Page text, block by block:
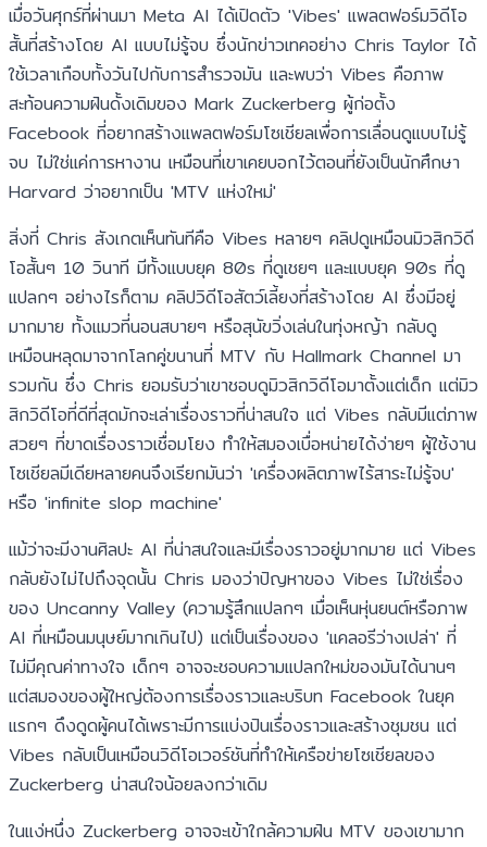
เมื่อวันศุกร์ที่ผ่านมา Meta AI ได้เปิดตัว 'Vibes' แพลตฟอร์มวิดีโอ
สั้นที่สร้างโดย AI แบบไม่รู้จบ ซึ่งนักข่าวเทคอย่าง Chris Taylor ได้
ใช้เวลาเกือบทั้งวันไปกับการสำรวจมัน และพบว่า Vibes คือภาพ
สะท้อนความฝันดั้งเดิมของ Mark Zuckerberg ผู้ก่อตั้ง
Facebook ที่อยากสร้างแพลตฟอร์มโซเชียลเพื่อการเลื่อนดูแบบไม่รู้
จบ ไม่ใช่แค่การหางาน เหมือนที่เขาเคยบอกไว้ตอนที่ยังเป็นนักศึกษา
Harvard ว่าอยากเป็น 'MTV แห่งใหม่'
สิ่งที่ Chris สังเกตเห็นทันทีคือ Vibes หลายๆ คลิปดูเหมือนมิวสิกวิดี
โอสั้นๆ 10 วินาที มีทั้งแบบยุค 80s ที่ดูเชยๆ และแบบยุค 90s ที่ดู
แปลกๆ อย่างไรก็ตาม คลิปวิดีโอสัตว์เลี้ยงที่สร้างโดย AI ซึ่งมีอยู่
มากมาย ทั้งแมวที่นอนสบายๆ หรือสุนัขวิ่งเล่นในทุ่งหญ้า กลับดู
เหมือนหลุดมาจากโลกคู่ขนานที่ MTV กับ Hallmark Channel มา
รวมกัน ซึ่ง Chris ยอมรับว่าเขาชอบดูมิวสิกวิดีโอมาตั้งแต่เด็ก แต่มิว
สิกวิดีโอที่ดีที่สุดมักจะเล่าเรื่องราวที่น่าสนใจ แต่ Vibes กลับมีแต่ภาพ
สวยๆ ที่ขาดเรื่องราวเชื่อมโยง ทำให้สมองเบื่อหน่ายได้ง่ายๆ ผู้ใช้งาน
โซเชียลมีเดียหลายคนจึงเรียกมันว่า 'เครื่องผลิตภาพไร้สาระไม่รู้จบ'
หรือ 'infinite slop machine'
แม้ว่าจะมีงานศิลปะ AI ที่น่าสนใจและมีเรื่องราวอยู่มากมาย แต่ Vibes
กลับยังไม่ไปถึงจุดนั้น Chris มองว่าปัญหาของ Vibes ไม่ใช่เรื่อง
ของ Uncanny Valley (ความรู้สึกแปลกๆ เมื่อเห็นหุ่นยนต์หรือภาพ
AI ที่เหมือนมนุษย์มากเกินไป) แต่เป็นเรื่องของ 'แคลอรีว่างเปล่า' ที่
ไม่มีคุณค่าทางใจ เด็กๆ อาจจะชอบความแปลกใหม่ของมันได้นานๆ
แต่สมองของผู้ใหญ่ต้องการเรื่องราวและบริบท Facebook ในยุค
แรกๆ ดึงดูดผู้คนได้เพราะมีการแบ่งปันเรื่องราวและสร้างชุมชน แต่
Vibes กลับเป็นเหมือนวิดีโอเวอร์ชันที่ทำให้เครือข่ายโซเชียลของ
Zuckerberg น่าสนใจน้อยลงกว่าเดิม
ในแง่หนึ่ง Zuckerberg อาจจะเข้าใกล้ความฝัน MTV ของเขามาก